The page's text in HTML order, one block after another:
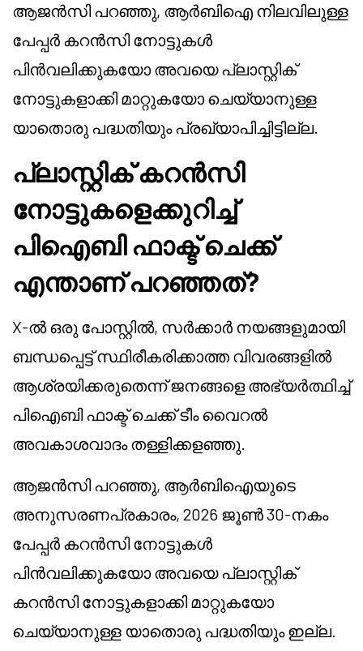
ആജൻസി പറഞ്ഞു, ആർബിഐ നിലവിലുള്ള
പേപ്പർ കറൻസി നോട്ടുകൾ
പിൻവലിക്കുകയോ അവയെ പ്ലാസ്റ്റിക്
നോട്ടുകളാക്കി മാറ്റുകയോ ചെയ്യാനുള്ള
യാതൊരു പദ്ധതിയും പ്രഖ്യാപിച്ചിട്ടില്ല.
പ്ലാസ്റ്റിക് കറൻസി
നോട്ടുകളെക്കുറിച്ച്
പി‌ഐ‌ബി ഫാക്ട് ചെക്ക്
എന്താണ് പറഞ്ഞത്?
X-ൽ ഒരു പോസ്റ്റിൽ, സർക്കാർ നയങ്ങളുമായി
ബന്ധപ്പെട്ട് സ്ഥിരീകരിക്കാത്ത വിവരങ്ങളിൽ
ആശ്രയിക്കരുതെന്ന് ജനങ്ങളെ അഭ്യർത്ഥിച്ച്
പി‌ഐ‌ബി ഫാക്ട് ചെക്ക് ടീം വൈറൽ
അവകാശവാദം തള്ളിക്കളഞ്ഞു.
ആജൻസി പറഞ്ഞു, ആർബിഐയുടെ
അനുസരണപ്രകാരം, 2026 ജൂൺ 30-നകം
പേപ്പർ കറൻസി നോട്ടുകൾ
പിൻവലിക്കുകയോ അവയെ പ്ലാസ്റ്റിക്
കറൻസി നോട്ടുകളാക്കി മാറ്റുകയോ
ചെയ്യാനുള്ള യാതൊരു പദ്ധതിയും ഇല്ല.